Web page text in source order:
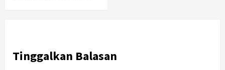
Tinggalkan Balasan